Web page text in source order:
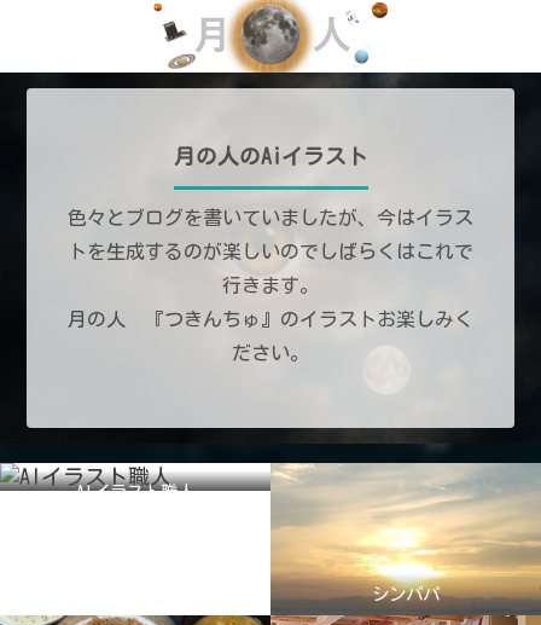
月の人のAiイラスト
色々とブログを書いていましたが、今はイラス
トを生成するのが楽しいのでしばらくはこれで
行きます。
月の人 『つきんちゅ』のイラストお楽しみく
ださい。
AIイラスト職人
シンパパ